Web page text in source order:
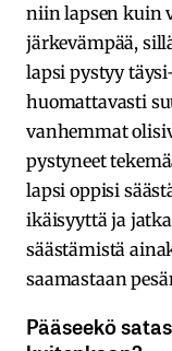
niin lapsen kuin
järkevämpää,
lapsi pystyy
huomattavasti
vanhemmat
pystyneet
lapsi oppisi
ikäisyyttä ja
säästämistä
saamastaan
Pääseekö